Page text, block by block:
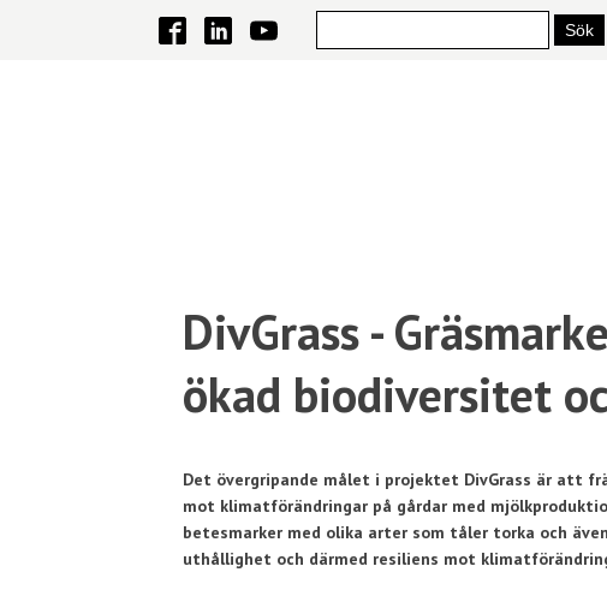
DivGrass -
ökad biodiversitet
Det övergripande målet i projektet DivGrass är att
mot klimatförändringar på gårdar med
betesmarker med olika arter som tåler torka och
uthållighet och därmed resiliens mot